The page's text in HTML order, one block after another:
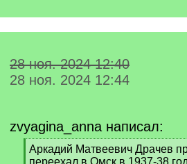
28 ноя. 2024 12:40
28 ноя. 2024 12:44
zvyagina_anna написал:
[
q
Аркадий Матвеевич Драчев
переехал в Омск в 1937-38